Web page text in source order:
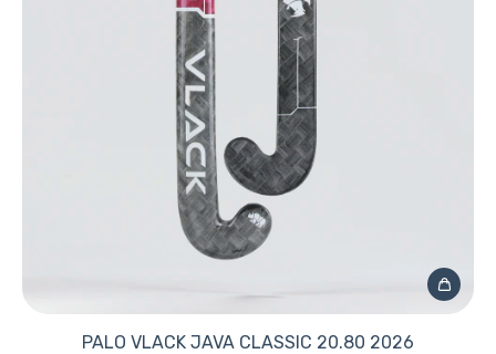
PALO VLACK JAVA CLASSIC 20.80 2026